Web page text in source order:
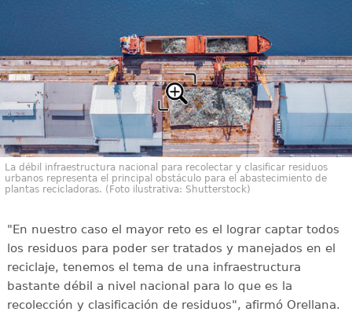
La débil infraestructura nacional para recolectar y clasificar residuos
urbanos representa el principal obstáculo para el abastecimiento de
plantas recicladoras. (Foto ilustrativa: Shutterstock)
"En nuestro caso el mayor reto es el lograr captar todos
los residuos para poder ser tratados y manejados en el
reciclaje, tenemos el tema de una infraestructura
bastante débil a nivel nacional para lo que es la
recolección y clasificación de residuos", afirmó Orellana.